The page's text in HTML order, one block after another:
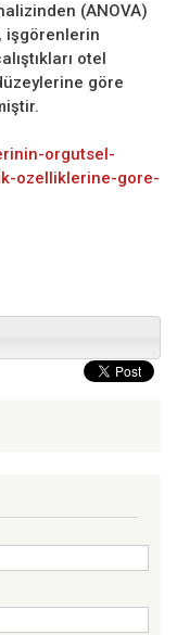
(ANOVA)
işgörenlerin
otel
göre
orgutsel-
ozelliklerine-gore-